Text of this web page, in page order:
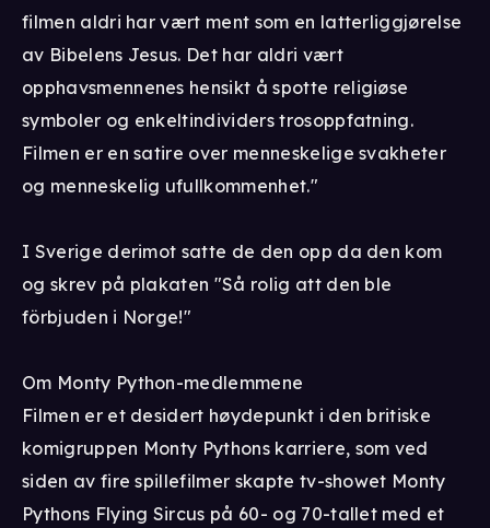
filmen aldri har vært ment som en latterliggjørelse
av Bibelens Jesus. Det har aldri vært
opphavsmennenes hensikt å spotte religiøse
symboler og enkeltindividers trosoppfatning.
Filmen er en satire over menneskelige svakheter
og menneskelig ufullkommenhet."
I Sverige derimot satte de den opp da den kom
og skrev på plakaten "Så rolig att den ble
förbjuden i Norge!"
Om Monty Python-medlemmene
Filmen er et desidert høydepunkt i den britiske
komigruppen Monty Pythons karriere, som ved
siden av fire spillefilmer skapte tv-showet Monty
Pythons Flying Sircus på 60- og 70-tallet med et